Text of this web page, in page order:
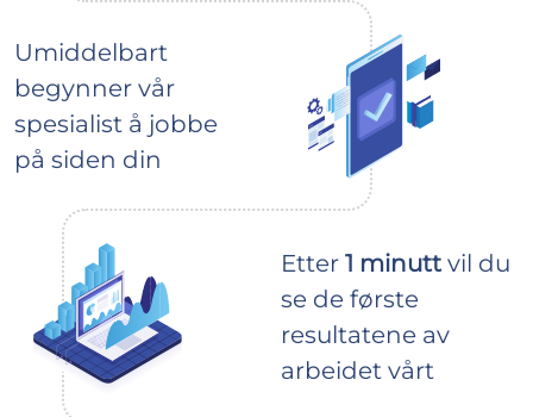
Umiddelbart
begynner vår
spesialist å jobbe
på siden din
Etter 1 minuttvil du
se de første
resultatene av
arbeidet vårt